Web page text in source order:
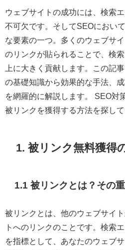
ウェブサイトの成功には、検索
不可欠です。そしてSEOにおい
な要素の一つ。多くのウェブサ
のリンクが貼られることで、検
上に大きく貢献します。この記事
の基礎知識から効果的な手法、
を網羅的に解説します。 SEO対
被リンクを獲得する方法を探し
1. 被リンク無料獲得
1.1 被リンクとは？その
被リンクとは、他のウェブサイ
トへのリンクのことです。検索
を指標として、あなたのウェブ